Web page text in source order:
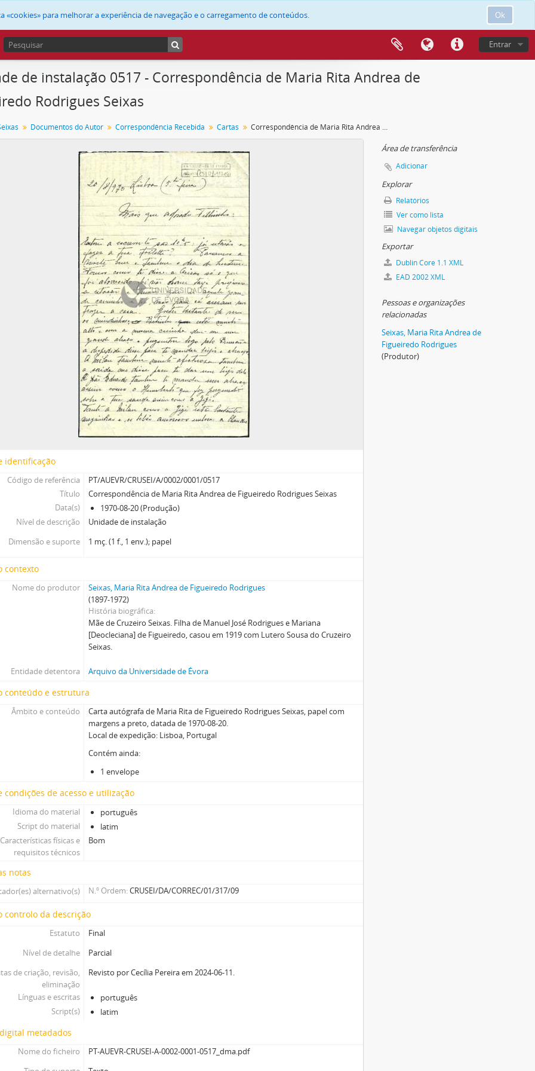
Ok
«cookies» para melhorar a experiência de navegação e o carregamento de conteúdos.
Entrar
de instalação 0517 - Correspondência de Maria Rita Andrea de
Rodrigues Seixas
Documentos do Autor Correspondência Recebida Cartas Correspondência de Maria Rita Andrea de Figueiredo Rodrigues Seixas
identificação
Código de referência
PT/AUEVR/CRUSEI/A/0002/0001/0517
Título
Correspondência de Maria Rita Andrea de Figueiredo Rodrigues Seixas
Data(s)
1970-08-20 (Produção)
Nível de descrição
Unidade de instalação
Dimensão e suporte
1 mç. (1 f., 1 env.); papel
contexto
Nome do produtor
Seixas, Maria Rita Andrea de Figueiredo Rodrigues
(1897-1972)
História biográfica
Mãe de Cruzeiro Seixas. Filha de Manuel José Rodrigues e Mariana
[Deocleciana] de Figueiredo, casou em 1919 com Lutero Sousa do Cruzeiro
Seixas.
Entidade detentora Arquivo da Universidade de Évora
conteúdo e estrutura
Âmbito e conteúdo
Carta autógrafa de Maria Rita de Figueiredo Rodrigues Seixas, papel com
margens a preto, datada de 1970-08-20.
Local de expedição: Lisboa, Portugal
Contém ainda:
1 envelope
condições de acesso e utilização
Idioma do material
português
Script do material
latim
Características físicas e
requisitos técnicos
Bom
notas
alternativo(s) N.º Ordem CRUSEI/DA/CORREC/01/317/09
controlo da descrição
Estatuto
Final
Nível de detalhe
Parcial
de criação, revisão,
eliminação
Revisto por Cecília Pereira em 2024-06-11.
Línguas e escritas
português
Script(s)
latim
metadados
Nome do ficheiro
PT-AUEVR-CRUSEI-A-0002-0001-0517_dma.pdf
Área de transferência
Adicionar
Explorar
Relatórios
Ver como lista
Navegar objetos digitais
Exportar
Dublin Core 1.1 XML
EAD 2002 XML
Pessoas e organizações
relacionadas
Seixas, Maria Rita Andrea de
Figueiredo Rodrigues
(Produtor)